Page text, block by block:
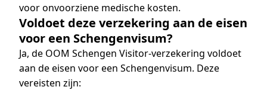
voor onvoorziene medische kosten.
Voldoet deze verzekering aan de eisen
voor een Schengenvisum?
Ja, de OOM Schengen Visitor-verzekering voldoet
aan de eisen voor een Schengenvisum. Deze
vereisten zijn: